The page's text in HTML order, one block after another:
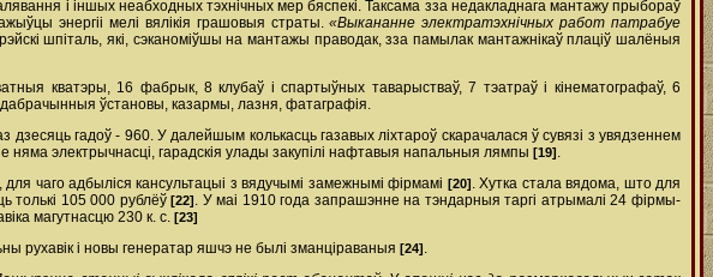
і іншых неабходных тэхнічных мер бяспекі. Таксама з­за недакладнага мантажу прыбораў
энергіі мелі вялікія грашовыя страты.«Выкананне электратэхнічных работ патрабуе
шпіталь, які, сэканоміўшы на мантажы праводак, з­за памылак мантажнікаў плаціў шалёныя
кватэры, 16 фабрык, 8 клубаў і спартыўных таварыстваў, 7 тэатраў і кінематографаў, 6
дабрачынныя ўстановы, казармы, лазня, фатаграфія.
гадоў - 960. У далейшым колькасць газавых ліхтароў скарачалася ў сувязі з увядзеннем
няма электрычнасці, гарадскія улады закупілі нафтавыя напальныя лямпы [19].
чаго адбыліся кансультацыі з вядучымі замежнымі фірмамі [20]. Хутка стала вядома, што для
толькі 105 000 рублёў[22]. У маі 1910 года запрашэнне на тэндарныя таргі атрымалі 24 фірмы­
магутнасцю 230 к. с. [23]
рухавік і новы генератар яшчэ не былі зманціраваныя [24].